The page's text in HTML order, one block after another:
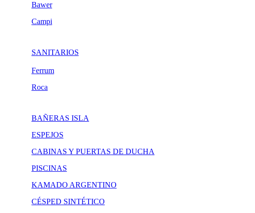
Bawer
Campi
SANITARIOS
Ferrum
Roca
BAÑERAS ISLA
ESPEJOS
CABINAS Y PUERTAS DE DUCHA
PISCINAS
KAMADO ARGENTINO
CÉSPED SINTÉTICO